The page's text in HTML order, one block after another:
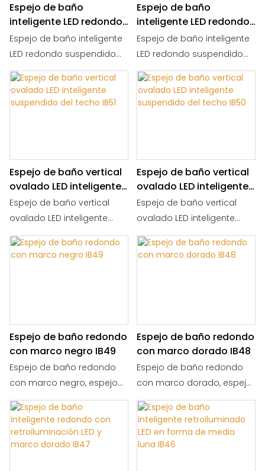
Espejo de baño
inteligente LED redondo
suspendido del techo
IB53
Espejo de baño inteligente
LED redondo suspendido
del techo, con marco
negro mate, control táctil y
antivaho. TAMAÑO: 70 x 70
Espejo de baño
inteligente LED redondo
suspendido del techo
IB52
Espejo de baño inteligente
LED redondo suspendido
del techo, espejo de
tocador de pared antivaho
con control táctil y marco
Espejo de baño vertical
ovalado LED inteligente
suspendido del techo
IB51
Espejo de baño vertical
ovalado LED inteligente
suspendido del techo, con
marco dorado, control
Espejo de baño vertical
ovalado LED inteligente
suspendido del techo
IB50
Espejo de baño vertical
ovalado LED inteligente
suspendido del techo, con
marco dorado, control
Espejo de baño redondo
con marco negro IB49
Espejo de baño redondo
con marco negro, espejo
decorativo de pared para
baño, recibidor y
dormitorio. TAMAÑO: 80 x 80
cm, 70 x 70 cm, 65 x 65 cm,
Espejo de baño redondo
con marco dorado IB48
Espejo de baño redondo
con marco dorado, espejo
decorativo de pared para
tocador, ideal para baño,
dormitorio o entrada.
TAMAÑO: 80 x 80 cm, 70 x 70